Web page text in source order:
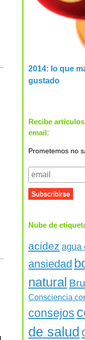
2014: lo que
gustado
Recibe
email:
Prometemos no
Nube de
acidez agua
ansiedad
natural
Consciencia
consejos
de salud